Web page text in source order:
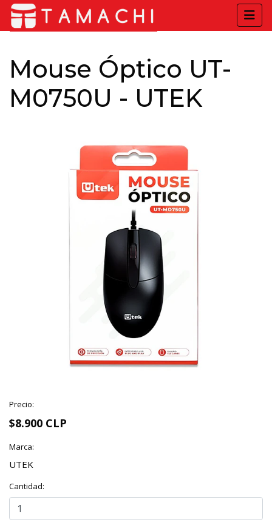
Mouse Óptico UT-
M0750U - UTEK
Precio:
$8.900 CLP
Marca:
UTEK
Cantidad: